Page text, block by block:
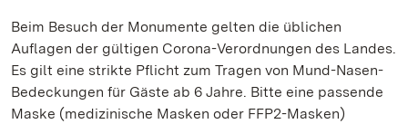
Beim Besuch der Monumente gelten die üblichen
Auflagen der gültigen Corona-Verordnungen des Landes.
Es gilt eine strikte Pflicht zum Tragen von Mund-Nasen-
Bedeckungen für Gäste ab 6 Jahre. Bitte eine passende
Maske (medizinische Masken oder FFP2-Masken)